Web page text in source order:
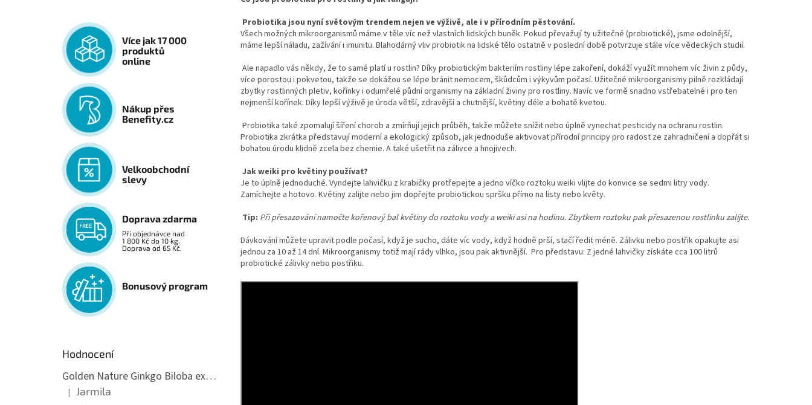
Více jak 17 000
produktů
online
Nákup přes
Benefity.cz
Velkoobchodní
slevy
Doprava zdarma
Při objednávce nad
1 800 Kč do 10 kg.
Doprava od 65 Kč.
Bonusový program
Hodnocení
Golden Nature Ginkgo Biloba extrakt 50:1 60mg, 100 kapslí
Hodnocení produktu je 5 z 5 hvězdiček.
| Jarmila
Probiotika jsou nyní světovým trendem nejen ve výživě, ale i v přírodním pěstování.
Všech možných mikroorganismů máme v těle víc než vlastních lidských buněk. Pokud převažují ty užitečné (probiotické), jsme odolnější,
máme lepší náladu, zažívání i imunitu. Blahodárný vliv probiotik na lidské tělo ostatně v poslední době potvrzuje stále více vědeckých studií.
Ale napadlo vás někdy, že to samé platí u rostlin? Díky probiotickým bakteriím rostliny lépe zakoření, dokáží využít mnohem víc živin z půdy,
více porostou i pokvetou, takže se dokážou se lépe bránit nemocem, škůdcům i výkyvům počasí. Užitečné mikroorganismy pilně rozkládají
zbytky rostlinných pletiv, kořínky i odumřelé půdní organismy na základní živiny pro rostliny. Navíc ve formě snadno vstřebatelné i pro ten
nejmenší kořínek. Díky lepší výživě je úroda větší, zdravější a chutnější, květiny déle a bohatě kvetou.
Probiotika také zpomalují šíření chorob a zmírňují jejich průběh, takže můžete snížit nebo úplně vynechat pesticidy na ochranu rostlin.
Probiotika zkrátka představují moderní a ekologický způsob, jak jednoduše aktivovat přírodní principy pro radost ze zahradničení a dopřát si
bohatou úrodu klidně zcela bez chemie. A také ušetřit na zálivce a hnojivech.
Jak weiki pro květiny používat?
Je to úplně jednoduché. Vyndejte lahvičku z krabičky protřepejte a jedno víčko roztoku weiki vlijte do konvice se sedmi litry vody.
Zamíchejte a hotovo. Květiny zalijte nebo jim dopřejte probiotickou spršku přímo na listy nebo květy.
Tip: Při přesazování namočte kořenový bal květiny do roztoku vody a weiki asi na hodinu. Zbytkem roztoku pak přesazenou rostlinku zalijte.
Dávkování můžete upravit podle počasí, když je sucho, dáte víc vody, když hodně prší, stačí ředit méně. Zálivku nebo postřik opakujte asi
jednou za 10 až 14 dní. Mikroorganismy totiž mají rády vlhko, jsou pak aktivnější. Pro představu: Z jedné lahvičky získáte cca 100 litrů
probiotické zálivky nebo postřiku.